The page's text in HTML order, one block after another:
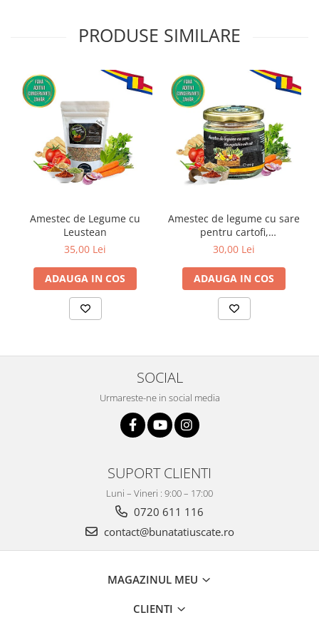
PRODUSE SIMILARE
Amestec de Legume cu
Leustean
35,00 Lei
ADAUGA IN COS
Amestec de legume cu sare
pentru cartofi,
sandwichuri, salate sau oua
30,00 Lei
ADAUGA IN COS
SOCIAL
Urmareste-ne in social media
SUPORT CLIENTI
Luni – Vineri : 9:00 – 17:00
0720 611 116
contact@bunatatiuscate.ro
MAGAZINUL MEU
CLIENTI